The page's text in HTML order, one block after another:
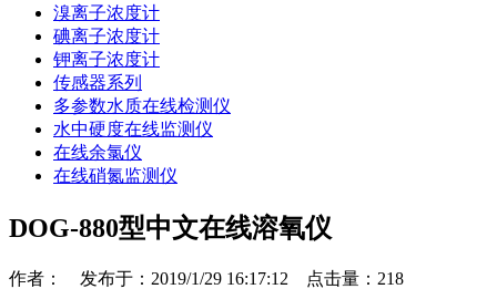
溴离子浓度计
碘离子浓度计
钾离子浓度计
传感器系列
多参数水质在线检测仪
水中硬度在线监测仪
在线余氯仪
在线硝氮监测仪
DOG-880型中文在线溶氧仪
作者： 发布于：2019/1/29 16:17:12 点击量： 218